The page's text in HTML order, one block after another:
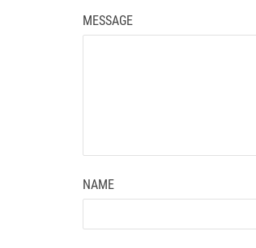
MESSAGE
NAME